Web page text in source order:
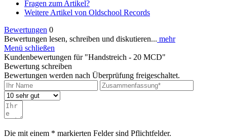
Fragen zum Artikel?
Weitere Artikel von Oldschool Records
Bewertungen 0
Bewertungen lesen, schreiben und diskutieren... mehr
Menü schließen
Kundenbewertungen für "Handstreich - 20 MCD"
Bewertung schreiben
Bewertungen werden nach Überprüfung freigeschaltet.
Die mit einem * markierten Felder sind Pflichtfelder.